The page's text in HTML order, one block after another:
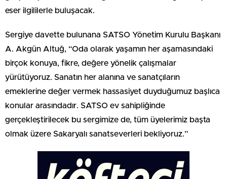
eser ilgililerle buluşacak.
Sergiye davette bulunana SATSO Yönetim Kurulu Başkanı
A. Akgün Altuğ, “Oda olarak yaşamın her aşamasındaki
birçok konuya, fikre, değere yönelik çalışmalar
yürütüyoruz. Sanatın her alanına ve sanatçıların
emeklerine değer vermek hassasiyet duyduğumuz başlıca
konular arasındadır. SATSO ev sahipliğinde
gerçekleştirilecek bu sergimize de, tüm üyelerimiz başta
olmak üzere Sakaryalı sanatseverleri bekliyoruz.”